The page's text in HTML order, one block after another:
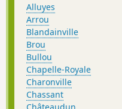
Alluyes
Arrou
Blandainville
Brou
Bullou
Chapelle-Royale
Charonville
Chassant